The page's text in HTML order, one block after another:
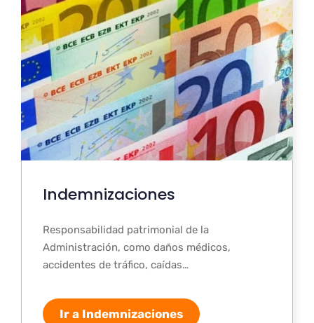
Indemnizaciones
Responsabilidad patrimonial de la
Administración, como daños médicos,
accidentes de tráfico, caídas…
Ir a Indemnizaciones